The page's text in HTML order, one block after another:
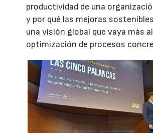
productividad de una
y por qué las mejoras
una visión global que vaya más
optimización de procesos